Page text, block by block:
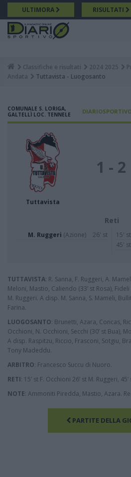
Salta
al
contenuto
principale
ULTIMORA RISULTATI
Breadcrumb
Classifiche e risultati 2024 2025
Andata
Tuttavista - Luogosanto
COMUNALE S. LORIGA,
GALTELLÌ LOC. TENNELE
Tuttavista
1 - 2
Reti
M. Ruggeri (Azione) 26' st 15' st
45' st
TUTTAVISTA: R. Sanna, F. Ruggeri, A.
Meloni, Mastio, Caliendo (33’ st Rosa),
M. Ruggeri. A disp. M. Sanna, S. Mameli,
Farina.
LUOGOSANTO: Brunetti, Azara, Concas,
Occhioni, N. Occhioni, Secchi (30’ st Bua),
A disp. Raspitzu, Riccio, Frasconi, Sotgiu,
Tony Madeddu.
ARBITRO: Francesco Succu di Nuoro.
RETI: 15’ st F. Occhioni 26’ st M. Ruggeri,
NOTE: Ammoniti Piredda, Mastio, Azara.
PARTITE DELLA